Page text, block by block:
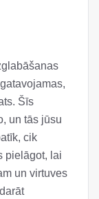
Šīs
un tās jūsu
cik
pielāgot, lai
un virtuves